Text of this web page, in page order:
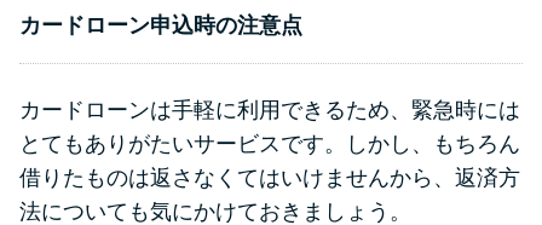
カードローン申込時の注意点
カードローンは手軽に利用できるため、緊急時には
とてもありがたいサービスです。しかし、もちろん
借りたものは返さなくてはいけませんから、返済方
法についても気にかけておきましょう。